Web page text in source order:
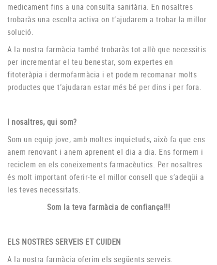
medicament fins a una consulta sanitària. En nosaltres
trobaràs una escolta activa on t’ajudarem a trobar la millor
solució.
A la nostra farmàcia també trobaràs tot allò que necessitis
per incrementar el teu benestar, som expertes en
fitoteràpia i dermofarmàcia i et podem recomanar molts
productes que t’ajudaran estar més bé per dins i per fora.
I nosaltres, qui som?
Som un equip jove, amb moltes inquietuds, això fa que ens
anem renovant i anem aprenent el dia a dia. Ens formem i
reciclem en els coneixements farmacèutics. Per nosaltres
és molt important oferir-te el millor consell que s’adeqüi a
les teves necessitats.
Som la teva farmàcia de confiança!!!
ELS NOSTRES SERVEIS ET CUIDEN
A la nostra farmàcia oferim els següents serveis.